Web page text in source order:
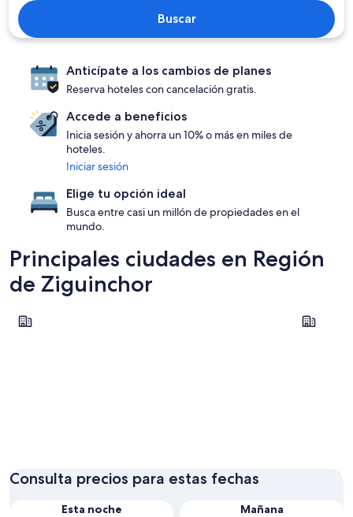
Buscar
Anticípate a los cambios de planes
Reserva hoteles con cancelación gratis.
Accede a beneficios
Inicia sesión y ahorra un 10% o más en miles de
hoteles.
Iniciar sesión
Elige tu opción ideal
Busca entre casi un millón de propiedades en el
mundo.
Principales ciudades en Región
de Ziguinchor
Cap Skirring
Cap Skirring
Consulta precios para estas fechas
Esta noche
Mañana